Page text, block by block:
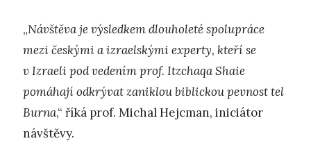
„Návštěva je výsledkem dlouholeté spolupráce
mezi českými a izraelskými experty, kteří se
v Izraeli pod vedením prof. Itzchaqa Shaie
pomáhají odkrývat zaniklou biblickou pevnost tel
Burna,“ říká prof. Michal Hejcman, iniciátor
návštěvy.